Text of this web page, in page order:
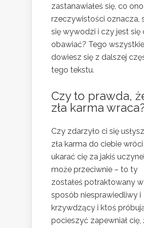
zastanawiałeś się, co
rzeczywistości oznacza,
się wywodzi i czy jest się
obawiać? Tego
dowiesz się z dalszej
tego tekstu.
Czy to prawda,
zła karma wraca
Czy zdarzyło ci się
zła karma do ciebie
ukarać cię za jakiś
może przeciwnie – to ty
zostałeś potraktowany w
sposób niesprawiedliwy i
krzywdzący i ktoś
pocieszyć zapewniał cię,